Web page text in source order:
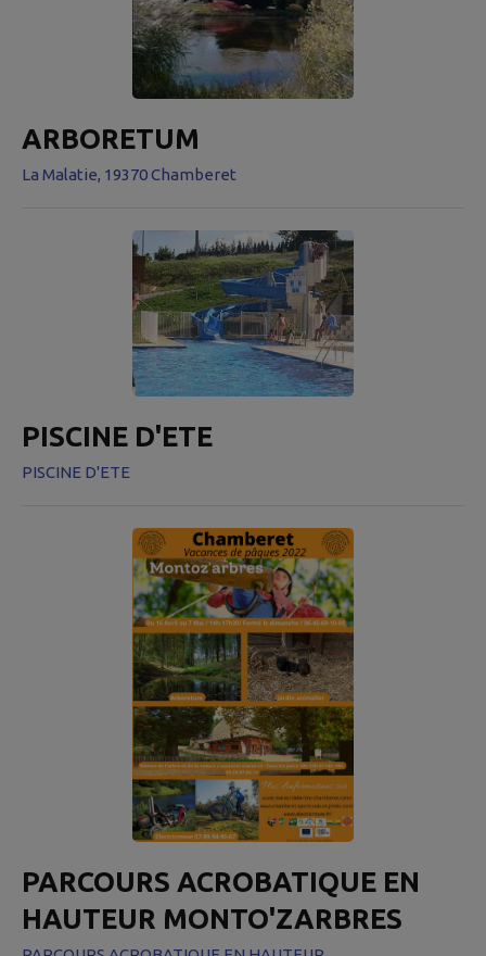
ARBORETUM
La Malatie, 19370 Chamberet
PISCINE D'ETE
PISCINE D'ETE
PARCOURS ACROBATIQUE EN
HAUTEUR MONTO'ZARBRES